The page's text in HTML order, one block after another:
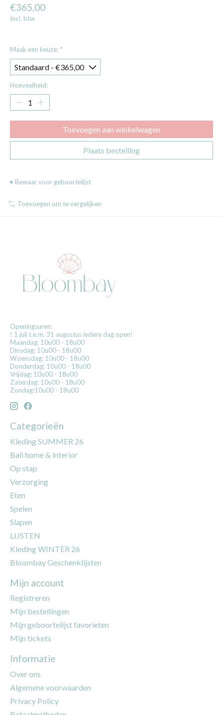
€365,00
Incl. btw
Maak een keuze: *
Hoeveelheid:
Toevoegen aan winkelwagen
Plaats bestelling
♥ Bewaar voor geboortelijst
Toevoegen om te vergelijken
Openingsuren:
! 1 juli t.e.m. 31 augustus iedere dag open!
Maandag: 10u00 - 18u00
Dinsdag: 10u00 - 18u00
Woensdag: 10u00 - 18u00
Donderdag: 10u00 - 18u00
Vrijdag: 10u00 - 18u00
Zaterdag: 10u00 - 18u00
Zondag:10u00 - 18u00
Categorieën
Kleding SUMMER 26
Bali home & interior
Op stap
Verzorging
Eten
Spelen
Slapen
LIJSTEN
Kleding WINTER 26
Bloombay Geschenklijsten
Mijn account
Registreren
Mijn bestellingen
Mijn geboortelijst favorieten
Mijn tickets
Informatie
Over ons
Algemene voorwaarden
Privacy Policy